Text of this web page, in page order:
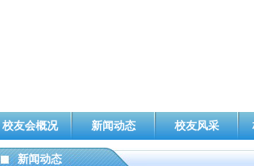
校友会概况 新闻动态 校友风采
新闻动态